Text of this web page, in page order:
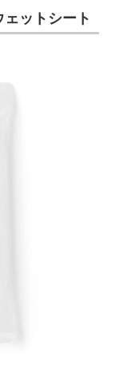
ットシート